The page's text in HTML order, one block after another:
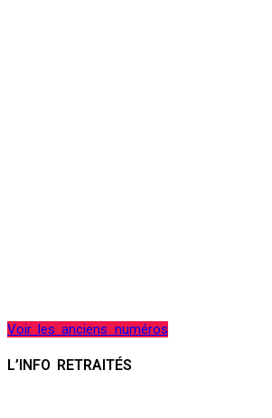
Voir les anciens numéros
L’INFO RETRAITÉS